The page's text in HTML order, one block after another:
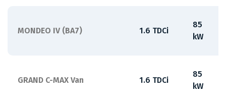
MONDEO IV (BA7) 1.6 TDCi
85
kW
GRAND C-MAX Van 1.6 TDCi
85
kW